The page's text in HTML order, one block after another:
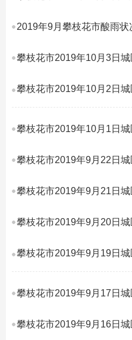
2019年9月攀枝花市酸雨状